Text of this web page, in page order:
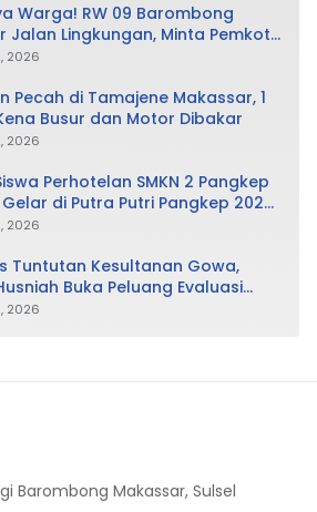
Warga! RW 09 Barombong
Jalan Lingkungan, Minta Pemkot
Fokus Urusan Sampah
2026
Pecah di Tamajene Makassar, 1
Busur dan Motor Dibakar
2026
Perhotelan SMKN 2 Pangkep
di Putra Putri Pangkep 2026,
Duta Lingkungan dan
2026
Tuntutan Kesultanan Gowa,
Buka Peluang Evaluasi
Bisa Direvisi Bahkan Diganti
2026
Barombong Makassar, Sulsel